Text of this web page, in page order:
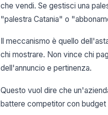
che vendi. Se gestisci una
"palestra Catania" o
Il meccanismo è quello
chi mostrare. Non vince chi
dell'annuncio e pertinenza.
Questo vuol dire che
battere competitor con budget